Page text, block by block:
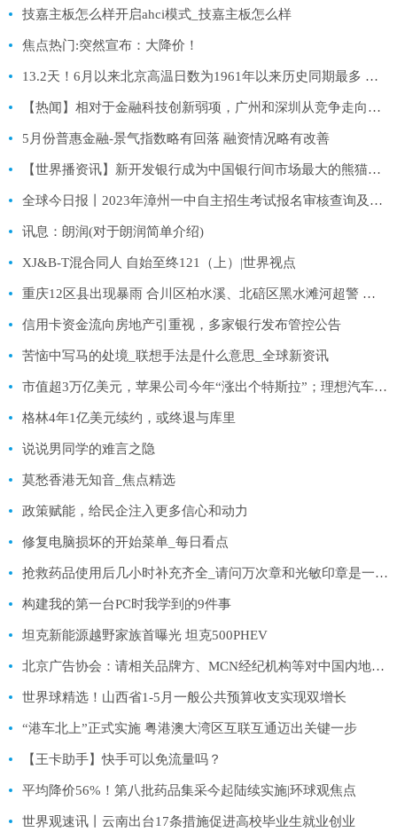
技嘉主板怎么样开启ahci模式_技嘉主板怎么样
焦点热门:突然宣布：大降价！
13.2天！6月以来北京高温日数为1961年以来历史同期最多 环球新视野
【热闻】相对于金融科技创新弱项，广州和深圳从竞争走向共生
5月份普惠金融-景气指数略有回落 融资情况略有改善
【世界播资讯】新开发银行成为中国银行间市场最大的熊猫债发行人之一
全球今日报丨2023年漳州一中自主招生考试报名审核查询及打印准考证办法
讯息：朗润(对于朗润简单介绍)
XJ&B-T混合同人 自始至终121（上）|世界视点
重庆12区县出现暴雨 合川区柏水溪、北碚区黑水滩河超警 焦点热文
信用卡资金流向房地产引重视，多家银行发布管控公告
苦恼中写马的处境_联想手法是什么意思_全球新资讯
市值超3万亿美元，苹果公司今年“涨出个特斯拉”；理想汽车6月交付新车首破三万，蔚来重回万辆；《国家地理》纸质版将停刊丨邦早报
格林4年1亿美元续约，或终退与库里
说说男同学的难言之隐
莫愁香港无知音_焦点精选
政策赋能，给民企注入更多信心和动力
修复电脑损坏的开始菜单_每日看点
抢救药品使用后几小时补充齐全_请问万次章和光敏印章是一回事吗有什么区别使用过程需要自行补充
构建我的第一台PC时我学到的9件事
坦克新能源越野家族首曝光 坦克500PHEV
北京广告协会：请相关品牌方、MCN经纪机构等对中国内地男歌手蔡某某做好风险把控
世界球精选！山西省1-5月一般公共预算收支实现双增长
“港车北上”正式实施 粤港澳大湾区互联互通迈出关键一步
【王卡助手】快手可以免流量吗？
平均降价56%！第八批药品集采今起陆续实施|环球观焦点
世界观速讯丨云南出台17条措施促进高校毕业生就业创业